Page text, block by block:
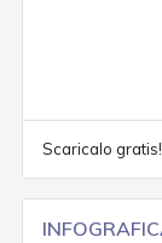
Scaricalo gratis!